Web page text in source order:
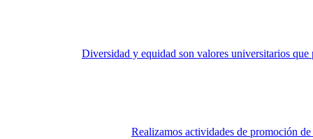
Diversidad y equidad son valores universitarios que
Realizamos actividades de promoción